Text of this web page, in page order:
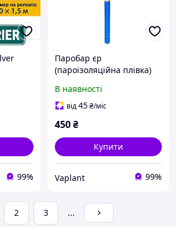
99%
Паробар єр
(пароізоляційна плівка)
м²
В наявності
від45₴/міс
450₴
Купити
Vaplant 99%
2 3 ...